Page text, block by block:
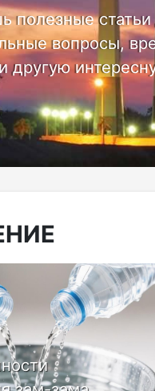
полезные
вопросы,
другую